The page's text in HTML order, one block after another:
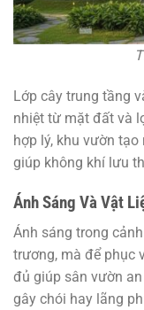
Lớp cây trung tầng
nhiệt từ mặt đất và
hợp lý, khu vườn tạo
giúp không khí lưu
Ánh Sáng Và Vật
Ánh sáng trong
trương, mà để phục
đủ giúp sân vườn
gây chói hay lãng